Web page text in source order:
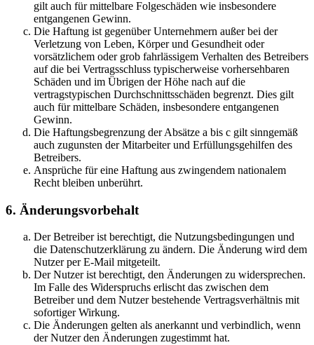
gilt auch für mittelbare Folgeschäden wie insbesondere
entgangenen Gewinn.
Die Haftung ist gegenüber Unternehmern außer bei der
Verletzung von Leben, Körper und Gesundheit oder
vorsätzlichem oder grob fahrlässigem Verhalten des Betreibers
auf die bei Vertragsschluss typischerweise vorhersehbaren
Schäden und im Übrigen der Höhe nach auf die
vertragstypischen Durchschnittsschäden begrenzt. Dies gilt
auch für mittelbare Schäden, insbesondere entgangenen
Gewinn.
Die Haftungsbegrenzung der Absätze a bis c gilt sinngemäß
auch zugunsten der Mitarbeiter und Erfüllungsgehilfen des
Betreibers.
Ansprüche für eine Haftung aus zwingendem nationalem
Recht bleiben unberührt.
6. Änderungsvorbehalt
Der Betreiber ist berechtigt, die Nutzungsbedingungen und
die Datenschutzerklärung zu ändern. Die Änderung wird dem
Nutzer per E-Mail mitgeteilt.
Der Nutzer ist berechtigt, den Änderungen zu widersprechen.
Im Falle des Widerspruchs erlischt das zwischen dem
Betreiber und dem Nutzer bestehende Vertragsverhältnis mit
sofortiger Wirkung.
Die Änderungen gelten als anerkannt und verbindlich, wenn
der Nutzer den Änderungen zugestimmt hat.